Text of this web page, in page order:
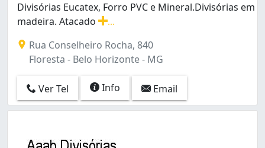
Divisórias Eucatex, Forro PVC e Mineral.Divisórias em
madeira. Atacado
Rua Conselheiro Rocha, 840
Floresta - Belo Horizonte - MG
Ver Tel Info Email